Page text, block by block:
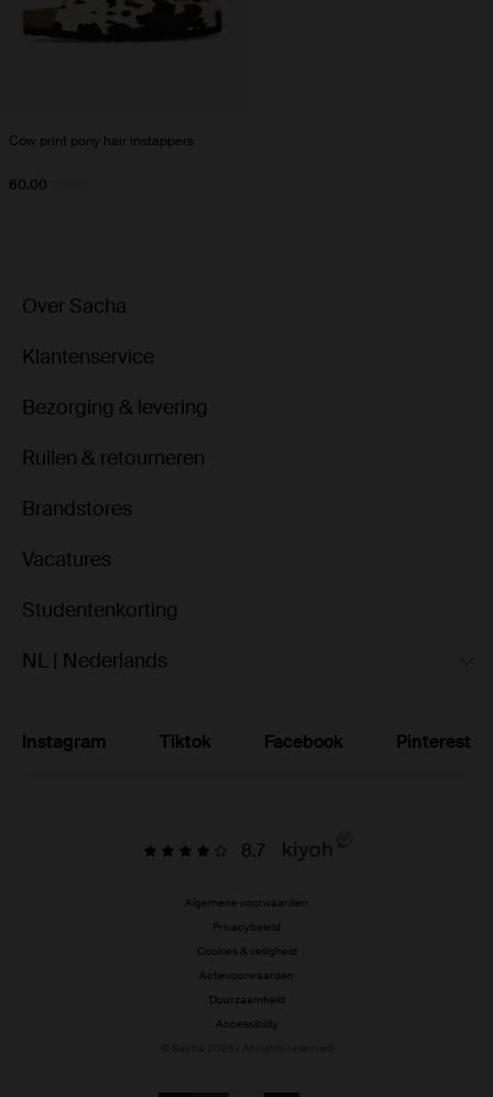
Cow print pony hair instappers
60.00
Over Sacha
Klantenservice
Bezorging & levering
Ruilen & retourneren
Brandstores
Vacatures
Studentenkorting
NL | Nederlands
Instagram Tiktok Facebook Pinterest
8.7
Algemene voorwaarden
Privacybeleid
Cookies & veiligheid
Actievoorwaarden
Duurzaamheid
Accessibility